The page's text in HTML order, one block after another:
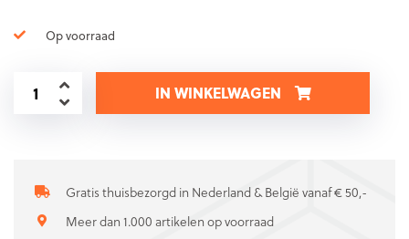
Op voorraad
IN WINKELWAGEN
Gratis thuisbezorgd in Nederland & België vanaf € 50,-
Meer dan 1.000 artikelen op voorraad